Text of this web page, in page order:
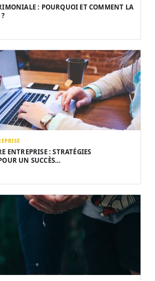
: POURQUOI ET COMMENT LA
ENTREPRISE : STRATÉGIES
UN SUCCÈS…